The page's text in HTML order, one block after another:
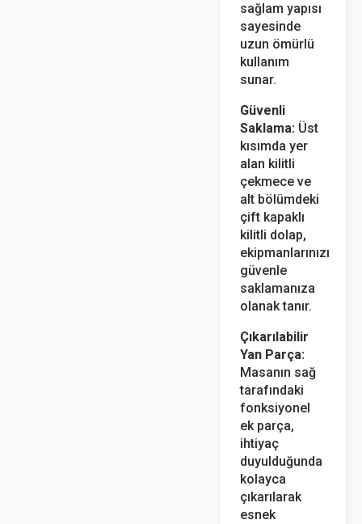
sağlam yapısı
sayesinde
uzun ömürlü
kullanım
sunar.
Güvenli
Saklama: Üst
kısımda yer
alan kilitli
çekmece ve
alt bölümdeki
çift kapaklı
kilitli dolap,
ekipmanlarınızı
güvenle
saklamanıza
olanak tanır.
Çıkarılabilir
Yan Parça:
Masanın sağ
tarafındaki
fonksiyonel
ek parça,
ihtiyaç
duyulduğunda
kolayca
çıkarılarak
esnek